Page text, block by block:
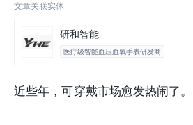
文章关联实体
研和智能
医疗级智能血压血氧手表研发商
近些年，可穿戴市场愈发热闹了。